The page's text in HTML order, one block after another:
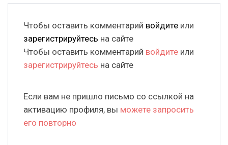
Чтобы оставить комментарий войдите или
зарегистрируйтесь на сайте
Чтобы оставить комментарий войдите или
зарегистрируйтесь на сайте
Если вам не пришло письмо со ссылкой на
активацию профиля, вы можете запросить
его повторно